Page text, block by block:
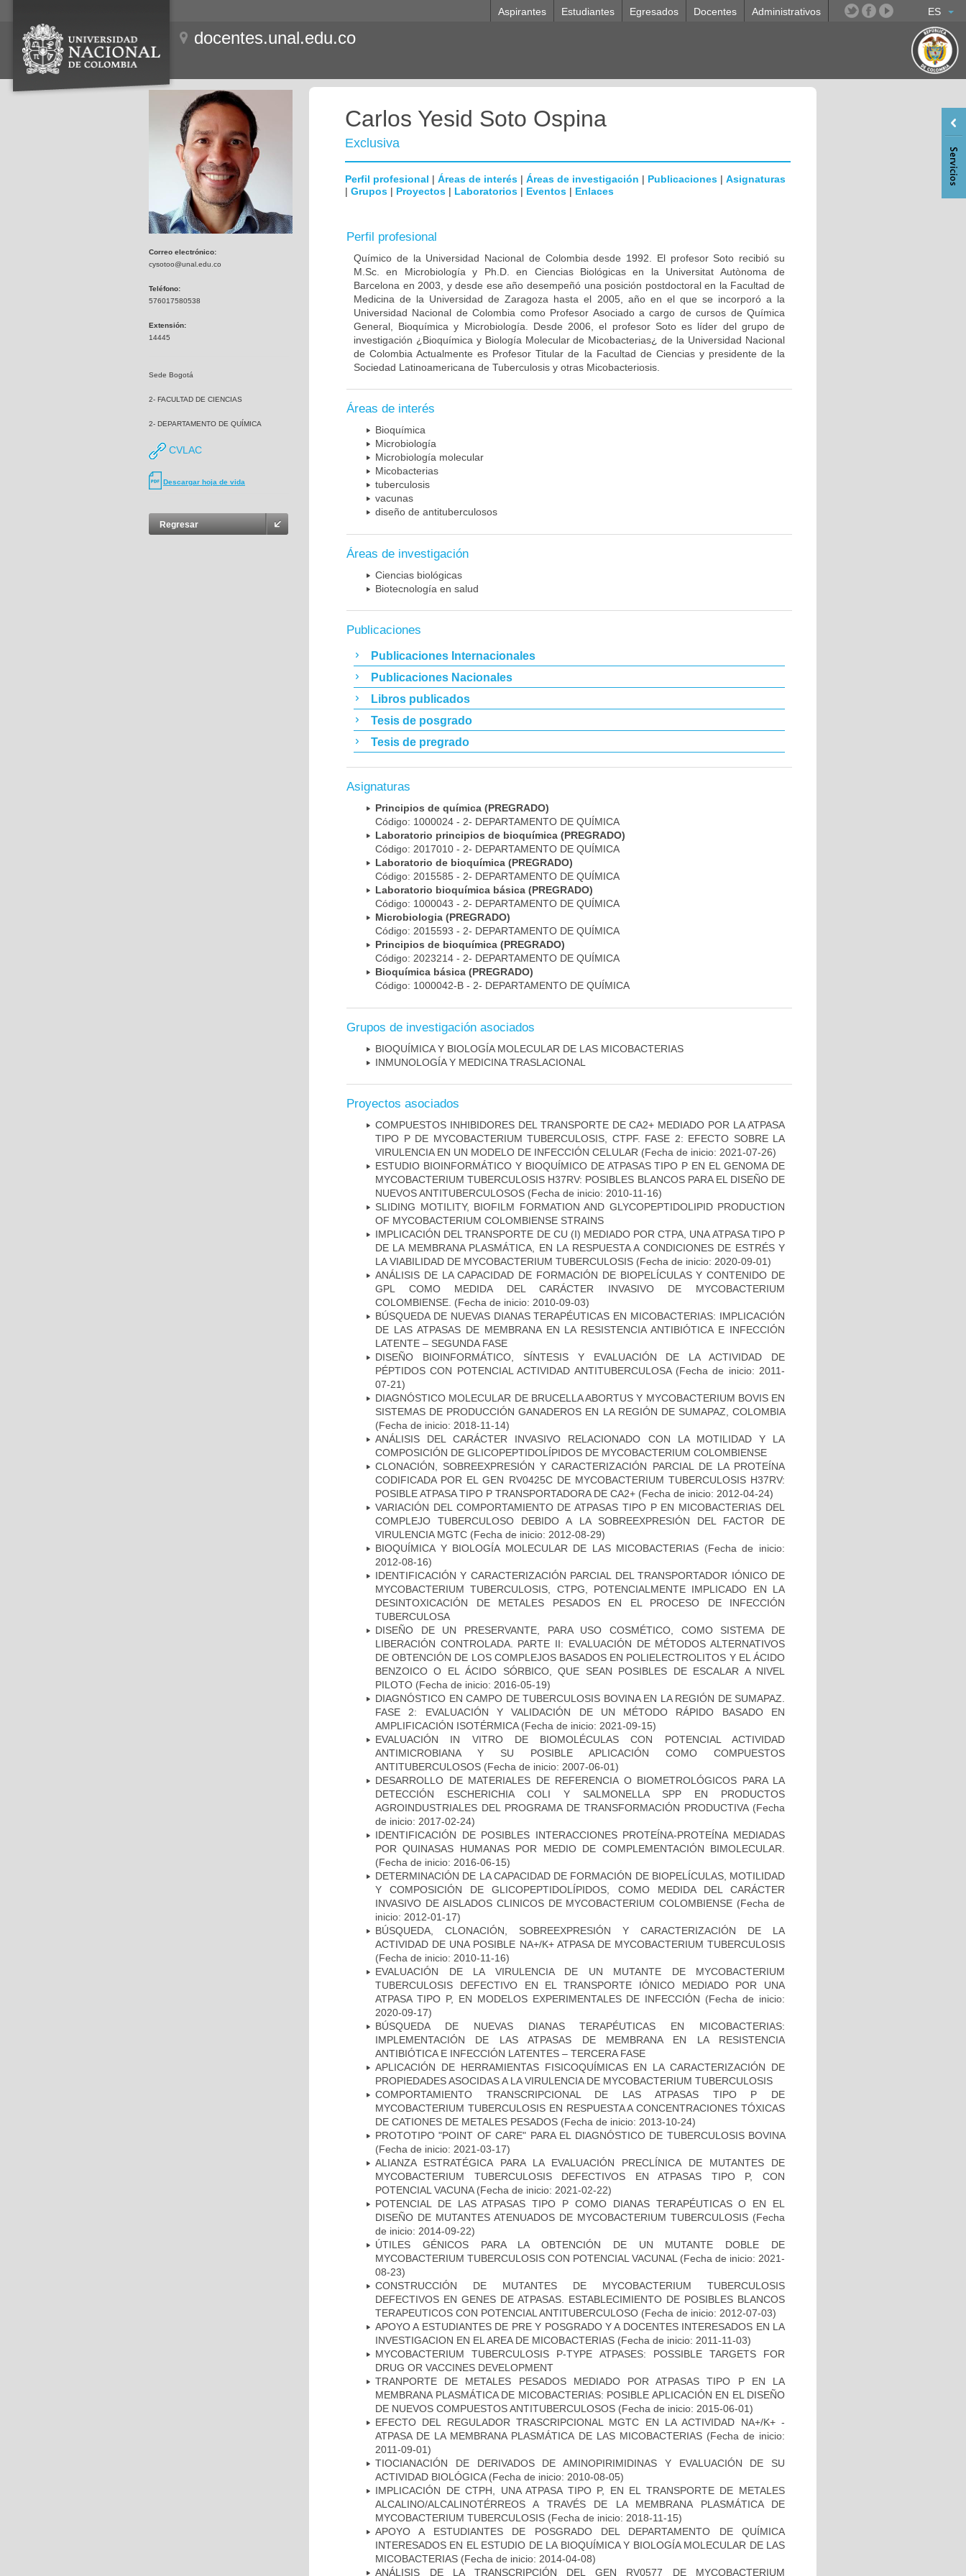
ES
Aspirantes Estudiantes Egresados Docentes Administrativos
docentes.unal.edu.co
Correo electrónico:
cysotoo@unal.edu.co
Teléfono:
576017580538
Extensión:
14445
Sede Bogotá
2- FACULTAD DE CIENCIAS
2- DEPARTAMENTO DE QUÍMICA
CVLAC
Descargar hoja de vida
Regresar
Carlos Yesid Soto Ospina
Exclusiva
Perfil profesional | Áreas de interés | Áreas de investigación | Publicaciones | Asignaturas
| Grupos | Proyectos | Laboratorios | Eventos | Enlaces
Perfil profesional
Químico de la Universidad Nacional de Colombia desde 1992. El profesor Soto recibió su
M.Sc. en Microbiología y Ph.D. en Ciencias Biológicas en la Universitat Autònoma de
Barcelona en 2003, y desde ese año desempeñó una posición postdoctoral en la Facultad de
Medicina de la Universidad de Zaragoza hasta el 2005, año en el que se incorporó a la
Universidad Nacional de Colombia como Profesor Asociado a cargo de cursos de Química
General, Bioquímica y Microbiología. Desde 2006, el profesor Soto es líder del grupo de
investigación ¿Bioquímica y Biología Molecular de Micobacterias¿ de la Universidad Nacional
de Colombia Actualmente es Profesor Titular de la Facultad de Ciencias y presidente de la
Sociedad Latinoamericana de Tuberculosis y otras Micobacteriosis.
Áreas de interés
Bioquímica
Microbiología
Microbiología molecular
Micobacterias
tuberculosis
vacunas
diseño de antituberculosos
Áreas de investigación
Ciencias biológicas
Biotecnología en salud
Publicaciones
Publicaciones Internacionales
Publicaciones Nacionales
Libros publicados
Tesis de posgrado
Tesis de pregrado
Asignaturas
Principios de química (PREGRADO)
Código: 1000024 - 2- DEPARTAMENTO DE QUÍMICA
Laboratorio principios de bioquímica (PREGRADO)
Código: 2017010 - 2- DEPARTAMENTO DE QUÍMICA
Laboratorio de bioquímica (PREGRADO)
Código: 2015585 - 2- DEPARTAMENTO DE QUÍMICA
Laboratorio bioquímica básica (PREGRADO)
Código: 1000043 - 2- DEPARTAMENTO DE QUÍMICA
Microbiologia (PREGRADO)
Código: 2015593 - 2- DEPARTAMENTO DE QUÍMICA
Principios de bioquímica (PREGRADO)
Código: 2023214 - 2- DEPARTAMENTO DE QUÍMICA
Bioquímica básica (PREGRADO)
Código: 1000042-B - 2- DEPARTAMENTO DE QUÍMICA
Grupos de investigación asociados
BIOQUÍMICA Y BIOLOGÍA MOLECULAR DE LAS MICOBACTERIAS
INMUNOLOGÍA Y MEDICINA TRASLACIONAL
Proyectos asociados
COMPUESTOS INHIBIDORES DEL TRANSPORTE DE CA2+ MEDIADO POR LA ATPASA
TIPO P DE MYCOBACTERIUM TUBERCULOSIS, CTPF. FASE 2: EFECTO SOBRE LA
VIRULENCIA EN UN MODELO DE INFECCIÓN CELULAR (Fecha de inicio: 2021-07-26)
ESTUDIO BIOINFORMÁTICO Y BIOQUÍMICO DE ATPASAS TIPO P EN EL GENOMA DE
MYCOBACTERIUM TUBERCULOSIS H37RV: POSIBLES BLANCOS PARA EL DISEÑO DE
NUEVOS ANTITUBERCULOSOS (Fecha de inicio: 2010-11-16)
SLIDING MOTILITY, BIOFILM FORMATION AND GLYCOPEPTIDOLIPID PRODUCTION
OF MYCOBACTERIUM COLOMBIENSE STRAINS
IMPLICACIÓN DEL TRANSPORTE DE CU (I) MEDIADO POR CTPA, UNA ATPASA TIPO P
DE LA MEMBRANA PLASMÁTICA, EN LA RESPUESTA A CONDICIONES DE ESTRÉS Y
LA VIABILIDAD DE MYCOBACTERIUM TUBERCULOSIS (Fecha de inicio: 2020-09-01)
ANÁLISIS DE LA CAPACIDAD DE FORMACIÓN DE BIOPELÍCULAS Y CONTENIDO DE
GPL COMO MEDIDA DEL CARÁCTER INVASIVO DE MYCOBACTERIUM
COLOMBIENSE. (Fecha de inicio: 2010-09-03)
BÚSQUEDA DE NUEVAS DIANAS TERAPÉUTICAS EN MICOBACTERIAS: IMPLICACIÓN
DE LAS ATPASAS DE MEMBRANA EN LA RESISTENCIA ANTIBIÓTICA E INFECCIÓN
LATENTE – SEGUNDA FASE
DISEÑO BIOINFORMÁTICO, SÍNTESIS Y EVALUACIÓN DE LA ACTIVIDAD DE
PÉPTIDOS CON POTENCIAL ACTIVIDAD ANTITUBERCULOSA(Fecha de inicio: 2011-
07-21)
DIAGNÓSTICO MOLECULAR DE BRUCELLA ABORTUS Y MYCOBACTERIUM BOVIS EN
SISTEMAS DE PRODUCCIÓN GANADEROS EN LA REGIÓN DE SUMAPAZ, COLOMBIA
(Fecha de inicio: 2018-11-14)
ANÁLISIS DEL CARÁCTER INVASIVO RELACIONADO CON LA MOTILIDAD Y LA
COMPOSICIÓN DE GLICOPEPTIDOLÍPIDOS DE MYCOBACTERIUM COLOMBIENSE
CLONACIÓN, SOBREEXPRESIÓN Y CARACTERIZACIÓN PARCIAL DE LA PROTEÍNA
CODIFICADA POR EL GEN RV0425C DE MYCOBACTERIUM TUBERCULOSIS H37RV:
POSIBLE ATPASA TIPO P TRANSPORTADORA DE CA2+ (Fecha de inicio: 2012-04-24)
VARIACIÓN DEL COMPORTAMIENTO DE ATPASAS TIPO P EN MICOBACTERIAS DEL
COMPLEJO TUBERCULOSO DEBIDO A LA SOBREEXPRESIÓN DEL FACTOR DE
VIRULENCIA MGTC (Fecha de inicio: 2012-08-29)
BIOQUÍMICA Y BIOLOGÍA MOLECULAR DE LAS MICOBACTERIAS (Fecha de inicio:
2012-08-16)
IDENTIFICACIÓN Y CARACTERIZACIÓN PARCIAL DEL TRANSPORTADOR IÓNICO DE
MYCOBACTERIUM TUBERCULOSIS, CTPG, POTENCIALMENTE IMPLICADO EN LA
DESINTOXICACIÓN DE METALES PESADOS EN EL PROCESO DE INFECCIÓN
TUBERCULOSA
DISEÑO DE UN PRESERVANTE, PARA USO COSMÉTICO, COMO SISTEMA DE
LIBERACIÓN CONTROLADA. PARTE II: EVALUACIÓN DE MÉTODOS ALTERNATIVOS
DE OBTENCIÓN DE LOS COMPLEJOS BASADOS EN POLIELECTROLITOS Y EL ÁCIDO
BENZOICO O EL ÁCIDO SÓRBICO, QUE SEAN POSIBLES DE ESCALAR A NIVEL
PILOTO (Fecha de inicio: 2016-05-19)
DIAGNÓSTICO EN CAMPO DE TUBERCULOSIS BOVINA EN LA REGIÓN DE SUMAPAZ.
FASE 2: EVALUACIÓN Y VALIDACIÓN DE UN MÉTODO RÁPIDO BASADO EN
AMPLIFICACIÓN ISOTÉRMICA(Fecha de inicio: 2021-09-15)
EVALUACIÓN IN VITRO DE BIOMOLÉCULAS CON POTENCIAL ACTIVIDAD
ANTIMICROBIANA Y SU POSIBLE APLICACIÓN COMO COMPUESTOS
ANTITUBERCULOSOS (Fecha de inicio: 2007-06-01)
DESARROLLO DE MATERIALES DE REFERENCIA O BIOMETROLÓGICOS PARA LA
DETECCIÓN ESCHERICHIA COLI Y SALMONELLA SPP EN PRODUCTOS
AGROINDUSTRIALES DEL PROGRAMA DE TRANSFORMACIÓN PRODUCTIVA(Fecha
de inicio: 2017-02-24)
IDENTIFICACIÓN DE POSIBLES INTERACCIONES PROTEÍNA-PROTEÍNA MEDIADAS
POR QUINASAS HUMANAS POR MEDIO DE COMPLEMENTACIÓN BIMOLECULAR.
(Fecha de inicio: 2016-06-15)
DETERMINACIÓN DE LA CAPACIDAD DE FORMACIÓN DE BIOPELÍCULAS, MOTILIDAD
Y COMPOSICIÓN DE GLICOPEPTIDOLÍPIDOS, COMO MEDIDA DEL CARÁCTER
INVASIVO DE AISLADOS CLINICOS DE MYCOBACTERIUM COLOMBIENSE (Fecha de
inicio: 2012-01-17)
BÚSQUEDA, CLONACIÓN, SOBREEXPRESIÓN Y CARACTERIZACIÓN DE LA
ACTIVIDAD DE UNA POSIBLE NA+/K+ ATPASA DE MYCOBACTERIUM TUBERCULOSIS
(Fecha de inicio: 2010-11-16)
EVALUACIÓN DE LA VIRULENCIA DE UN MUTANTE DE MYCOBACTERIUM
TUBERCULOSIS DEFECTIVO EN EL TRANSPORTE IÓNICO MEDIADO POR UNA
ATPASA TIPO P, EN MODELOS EXPERIMENTALES DE INFECCIÓN (Fecha de inicio:
2020-09-17)
BÚSQUEDA DE NUEVAS DIANAS TERAPÉUTICAS EN MICOBACTERIAS:
IMPLEMENTACIÓN DE LAS ATPASAS DE MEMBRANA EN LA RESISTENCIA
ANTIBIÓTICA E INFECCIÓN LATENTES – TERCERA FASE
APLICACIÓN DE HERRAMIENTAS FISICOQUÍMICAS EN LA CARACTERIZACIÓN DE
PROPIEDADES ASOCIDAS A LA VIRULENCIA DE MYCOBACTERIUM TUBERCULOSIS
COMPORTAMIENTO TRANSCRIPCIONAL DE LAS ATPASAS TIPO P DE
MYCOBACTERIUM TUBERCULOSIS EN RESPUESTA A CONCENTRACIONES TÓXICAS
DE CATIONES DE METALES PESADOS (Fecha de inicio: 2013-10-24)
PROTOTIPO "POINT OF CARE" PARA EL DIAGNÓSTICO DE TUBERCULOSIS BOVINA
(Fecha de inicio: 2021-03-17)
ALIANZA ESTRATÉGICA PARA LA EVALUACIÓN PRECLÍNICA DE MUTANTES DE
MYCOBACTERIUM TUBERCULOSIS DEFECTIVOS EN ATPASAS TIPO P, CON
POTENCIAL VACUNA(Fecha de inicio: 2021-02-22)
POTENCIAL DE LAS ATPASAS TIPO P COMO DIANAS TERAPÉUTICAS O EN EL
DISEÑO DE MUTANTES ATENUADOS DE MYCOBACTERIUM TUBERCULOSIS (Fecha
de inicio: 2014-09-22)
ÚTILES GÉNICOS PARA LA OBTENCIÓN DE UN MUTANTE DOBLE DE
MYCOBACTERIUM TUBERCULOSIS CON POTENCIAL VACUNAL (Fecha de inicio: 2021-
08-23)
CONSTRUCCIÓN DE MUTANTES DE MYCOBACTERIUM TUBERCULOSIS
DEFECTIVOS EN GENES DE ATPASAS. ESTABLECIMIENTO DE POSIBLES BLANCOS
TERAPEUTICOS CON POTENCIAL ANTITUBERCULOSO (Fecha de inicio: 2012-07-03)
APOYO A ESTUDIANTES DE PRE Y POSGRADO Y A DOCENTES INTERESADOS EN LA
INVESTIGACION EN EL AREA DE MICOBACTERIAS (Fecha de inicio: 2011-11-03)
MYCOBACTERIUM TUBERCULOSIS P-TYPE ATPASES: POSSIBLE TARGETS FOR
DRUG OR VACCINES DEVELOPMENT
TRANPORTE DE METALES PESADOS MEDIADO POR ATPASAS TIPO P EN LA
MEMBRANA PLASMÁTICA DE MICOBACTERIAS: POSIBLE APLICACIÓN EN EL DISEÑO
DE NUEVOS COMPUESTOS ANTITUBERCULOSOS (Fecha de inicio: 2015-06-01)
EFECTO DEL REGULADOR TRASCRIPCIONAL MGTC EN LA ACTIVIDAD NA+/K+ -
ATPASA DE LA MEMBRANA PLASMÁTICA DE LAS MICOBACTERIAS(Fecha de inicio:
2011-09-01)
TIOCIANACIÓN DE DERIVADOS DE AMINOPIRIMIDINAS Y EVALUACIÓN DE SU
ACTIVIDAD BIOLÓGICA(Fecha de inicio: 2010-08-05)
IMPLICACIÓN DE CTPH, UNA ATPASA TIPO P, EN EL TRANSPORTE DE METALES
ALCALINO/ALCALINOTÉRREOS A TRAVÉS DE LA MEMBRANA PLASMÁTICA DE
MYCOBACTERIUM TUBERCULOSIS (Fecha de inicio: 2018-11-15)
APOYO A ESTUDIANTES DE POSGRADO DEL DEPARTAMENTO DE QUÍMICA
INTERESADOS EN EL ESTUDIO DE LA BIOQUÍMICA Y BIOLOGÍA MOLECULAR DE LAS
MICOBACTERIAS (Fecha de inicio: 2014-04-08)
ANÁLISIS DE LA TRANSCRIPCIÓN DEL GEN RV0577 DE MYCOBACTERIUM